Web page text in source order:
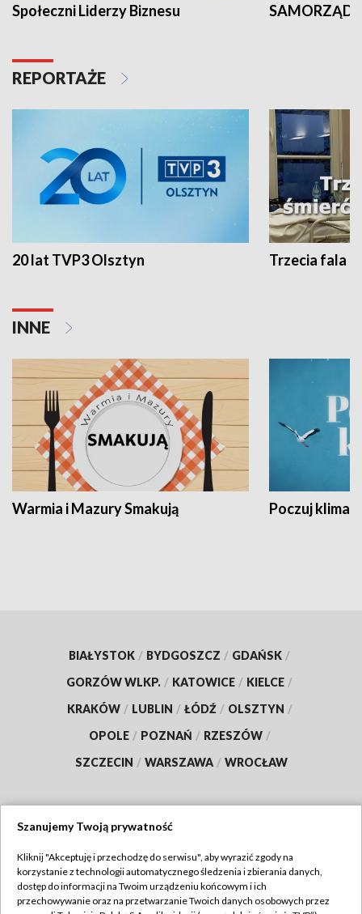
Społeczni Liderzy Biznesu SAMORZĄD
REPORTAŻE
20 lat TVP3 Olsztyn Trzecia fala -
INNE
Warmia i Mazury Smakują Poczuj klimat
BIAŁYSTOK / BYDGOSZCZ / GDAŃSK /
GORZÓW WLKP. / KATOWICE / KIELCE /
KRAKÓW / LUBLIN / ŁÓDŹ / OLSZTYN /
OPOLE / POZNAŃ / RZESZÓW /
SZCZECIN / WARSZAWA / WROCŁAW
TVP
Abonament TVP
Regulamin TVP
Szanujemy Twoją prywatność
Kliknij "Akceptuję i przechodzę do serwisu", aby wyrazić zgody na
korzystanie z technologii automatycznego śledzenia i zbierania danych,
dostęp do informacji na Twoim urządzeniu końcowym i ich
przechowywanie oraz na przetwarzanie Twoich danych osobowych przez